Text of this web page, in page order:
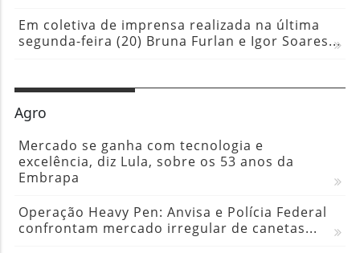
Em coletiva de imprensa realizada na última
segunda-feira (20) Bruna Furlan e Igor Soares...
Agro
Mercado se ganha com tecnologia e
excelência, diz Lula, sobre os 53 anos da
Embrapa
Operação Heavy Pen: Anvisa e Polícia Federal
confrontam mercado irregular de canetas...